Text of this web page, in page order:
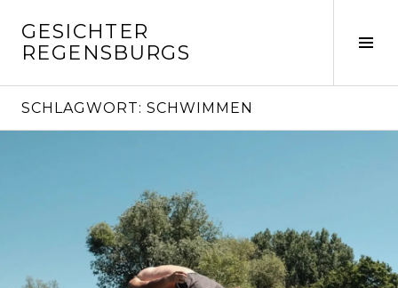
zum
Inhalt
GESICHTER
REGENSBURGS
SCHLAGWORT: SCHWIMMEN